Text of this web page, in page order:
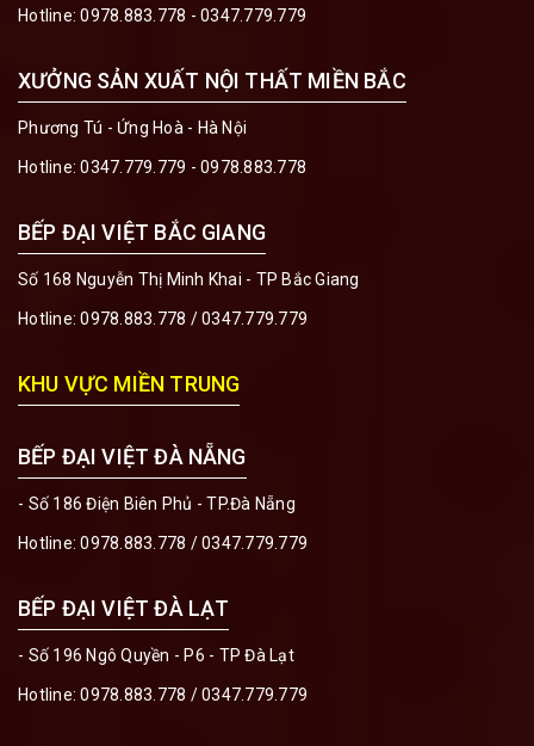
Hotline:0978.883.778 - 0347.779.779
XƯỞNG SẢN XUẤT NỘI THẤT MIỀN BẮC
Phương Tú - Ứng Hoà - Hà Nội
Hotline:0347.779.779 - 0978.883.778
BẾP ĐẠI VIỆT BẮC GIANG
Số 168 Nguyễn Thị Minh Khai - TP Bắc Giang
Hotline:0978.883.778 /0347.779.779
KHU VỰC MIỀN TRUNG
BẾP ĐẠI VIỆT ĐÀ NẴNG
- Số 186 Điện Biên Phủ - TP.Đà Nẵng
Hotline:0978.883.778 /0347.779.779
BẾP ĐẠI VIỆT ĐÀ LẠT
- Số 196 Ngô Quyền - P6 - TP Đà Lạt
Hotline:0978.883.778 /0347.779.779